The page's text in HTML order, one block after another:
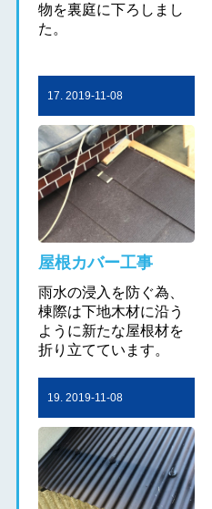
物を裏庭に下ろしまし
た。
17. 2019-11-08
屋根カバー工事
雨水の浸入を防ぐ為、
棟際は下地木材に沿う
ように新たな屋根材を
折り立てています。
19. 2019-11-08